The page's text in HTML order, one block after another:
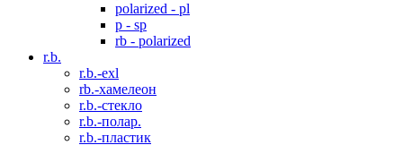
polarized - pl
p - sp
rb - polarized
r.b.
r.b.-exl
rb.-хамелеон
r.b.-стекло
r.b.-полар.
r.b.-пластик